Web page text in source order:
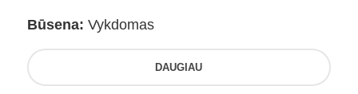
Būsena: Vykdomas
DAUGIAU